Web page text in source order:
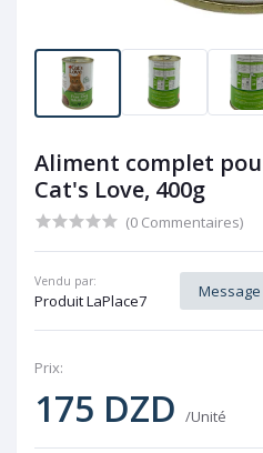
Aliment complet
Cat's Love, 400g
(0 Commentaires)
Vendu par:
Produit LaPlace7
Prix:
175 DZD /Unité